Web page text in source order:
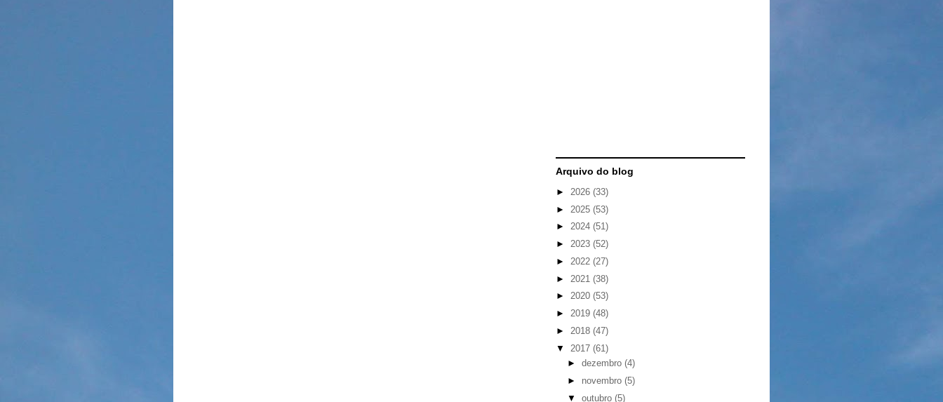
Arquivo do blog
► 2026 (33)
► 2025 (53)
► 2024 (51)
► 2023 (52)
► 2022 (27)
► 2021 (38)
► 2020 (53)
► 2019 (48)
► 2018 (47)
▼ 2017 (61)
► dezembro (4)
► novembro (5)
▼ outubro (5)